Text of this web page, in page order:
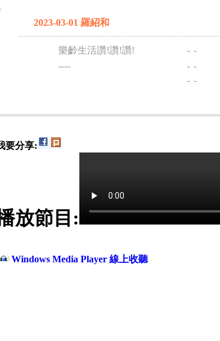
2023-03-01 羅紹和
樂齡生活讚!讚!讚! - -
----
- -
- -
要分享:
放節目:
Windows Media Player 線上收聽